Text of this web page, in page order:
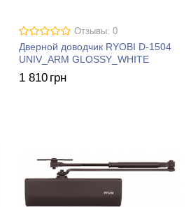
Отзывы: 0
Дверной доводчик RYOBI D-1504
UNIV_ARM GLOSSY_WHITE
1 810 грн